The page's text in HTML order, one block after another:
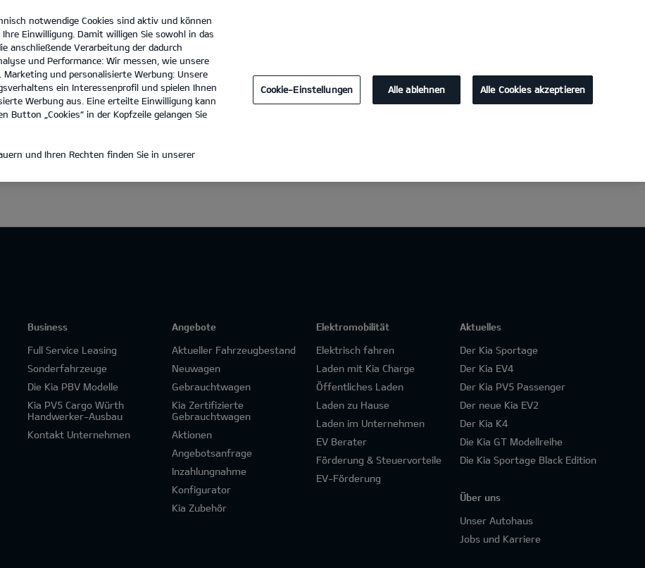
Autohaus Krack GmbH Tel. :0551 - 5031170
Business
Full Service Leasing
Sonderfahrzeuge
Die Kia PBV Modelle
Kia PV5 Cargo Würth
Handwerker-Ausbau
Kontakt Unternehmen
Angebote
Aktueller Fahrzeugbestand
Neuwagen
Gebrauchtwagen
Kia Zertifizierte
Gebrauchtwagen
Aktionen
Angebotsanfrage
Inzahlungnahme
Konfigurator
Kia Zubehör
Elektromobilität
Elektrisch fahren
Laden mit Kia Charge
Öffentliches Laden
Laden zu Hause
Laden im Unternehmen
EV Berater
Förderung & Steuervorteile
EV-Förderung
Aktuelles
Der Kia Sportage
Der Kia EV4
Der Kia PV5 Passenger
Der neue Kia EV2
Der Kia K4
Die Kia GT Modellreihe
Die Kia Sportage Black Edition
Über uns
Unser Autohaus
Jobs und Karriere
notwendige Cookies sind aktiv und können
Einwilligung. Damit willigen Sie sowohl in das
anschließende Verarbeitung der dadurch
und Performance: Wir messen, wie unsere
und personalisierte Werbung: Unsere
ein Interessenprofil und spielen Ihnen
Werbung aus. Eine erteilte Einwilligung kann
„Cookies“ in der Kopfzeile gelangen Sie
und Ihren Rechten finden Sie in unserer
Cookie-Einstellungen Alle ablehnen Alle Cookies akzeptieren